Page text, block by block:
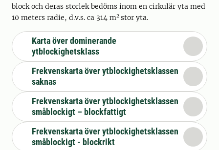
block och deras storlek bedöms inom en cirkulär yta med
10 meters radie, d.v.s. ca 314 m2 stor yta.
Karta över dominerande
ytblockighetsklass
Frekvenskarta över ytblockighetsklassen
saknas
Frekvenskarta över ytblockighetsklassen
småblockigt – blockfattigt
Frekvenskarta över ytblockighetsklassen
småblockigt - blockrikt